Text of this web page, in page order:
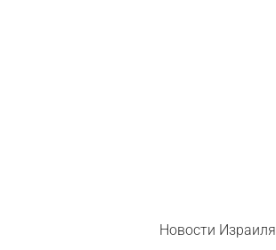
Новости Израиля